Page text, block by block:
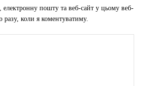
електронну пошту та веб-сайт у цьому веб-
разу, коли я коментуватиму.